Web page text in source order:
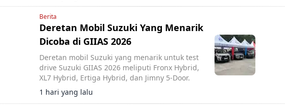
Berita
Deretan Mobil Suzuki Yang Menarik
Dicoba di GIIAS 2026
Deretan mobil Suzuki yang menarik untuk test
drive Suzuki GIIAS 2026 meliputi Fronx Hybrid,
XL7 Hybrid, Ertiga Hybrid, dan Jimny 5-Door.
1 hari yang lalu